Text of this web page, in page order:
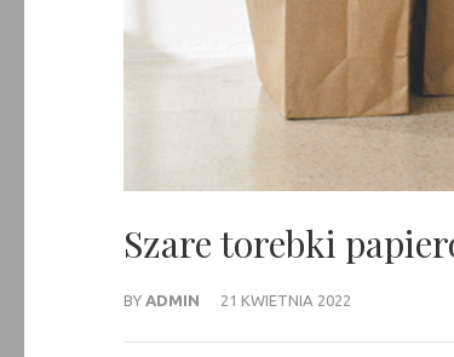
Szare torebki
BY ADMIN 21 KWIETNIA 2022